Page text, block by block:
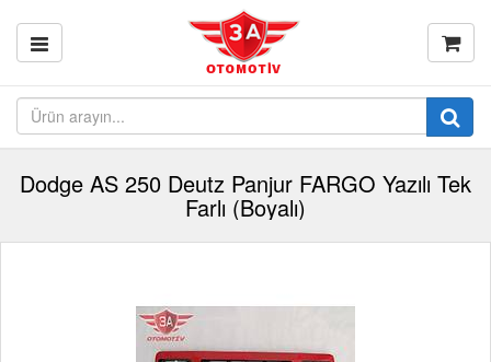
Dodge AS 250 Deutz Panjur FARGO Yazılı Tek
Farlı (Boyalı)